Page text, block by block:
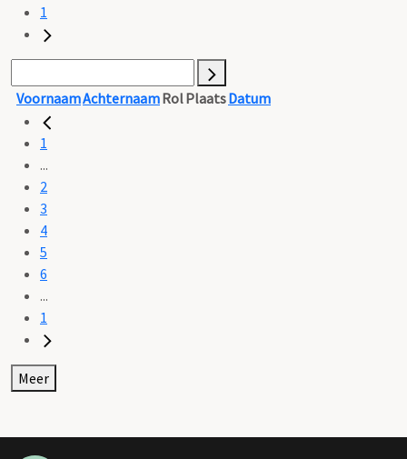
1
VoornaamAchternaamRolPlaatsDatum
1
...
2
3
4
5
6
...
1
Meer